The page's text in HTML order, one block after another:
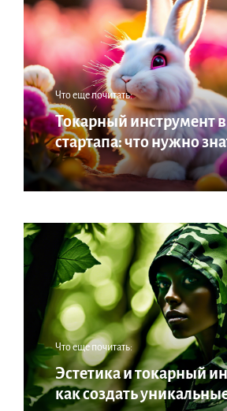
Что еще почитать:
Токарный инструмент в
стартапа: что нужно
Что еще почитать:
Эстетика и токарный
как создать